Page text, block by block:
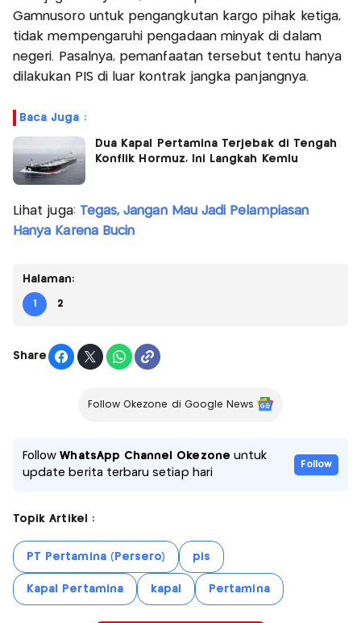
Gamnusoro untuk pengangkutan kargo pihak ketiga,
tidak mempengaruhi pengadaan minyak di dalam
negeri. Pasalnya, pemanfaatan tersebut tentu hanya
dilakukan PIS di luar kontrak jangka panjangnya.
Baca Juga :
Dua Kapal Pertamina Terjebak di Tengah
Konflik Hormuz, Ini Langkah Kemlu
Lihat juga: Tegas, Jangan Mau Jadi Pelampiasan
Hanya Karena Bucin
Halaman:
1 2
Share
Follow Okezone di Google News
FollowWhatsApp Channel Okezone untuk
update berita terbaru setiap hari
Follow
Topik Artikel :
PT Pertamina (Persero) pis
Kapal Pertamina kapal Pertamina